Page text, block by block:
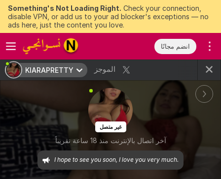
Something's Not Loading Right. Check your connection,
disable VPN, or add us to your ad blocker's exceptions — no
ads here, just the content you love.
انضم مجانًا
KIARAPRETTY الموجز
غير متصل
آخر اتصال بالإنترنت منذ 18 ساعة تقريباً
I hope to see you soon, I love you very much.